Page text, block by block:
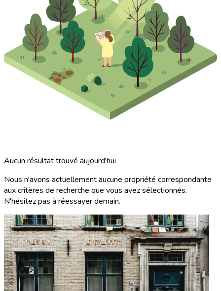
Aucun résultat trouvé aujourd'hui
Nous n'avons actuellement aucune propriété correspondante
aux critères de recherche que vous avez sélectionnés.
N'hésitez pas à réessayer demain.